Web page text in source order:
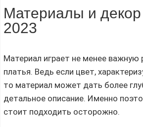
Материалы и декор
2023
Материал играет не менее важную
платья. Ведь если цвет,
то материал может дать более
детальное описание. Именно
стоит подходить осторожно.